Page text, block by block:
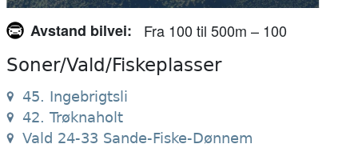
Avstand bilvei Fra 100 til 500m – 100
Soner/Vald/Fiskeplasser
45. Ingebrigtsli
42. Trøknaholt
Vald 24-33 Sande-Fiske-Dønnem